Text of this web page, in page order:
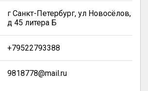
г Санкт-Петербург, ул Новосёлов,
д 45 литера Б
+79522793388
9818778@mail.ru